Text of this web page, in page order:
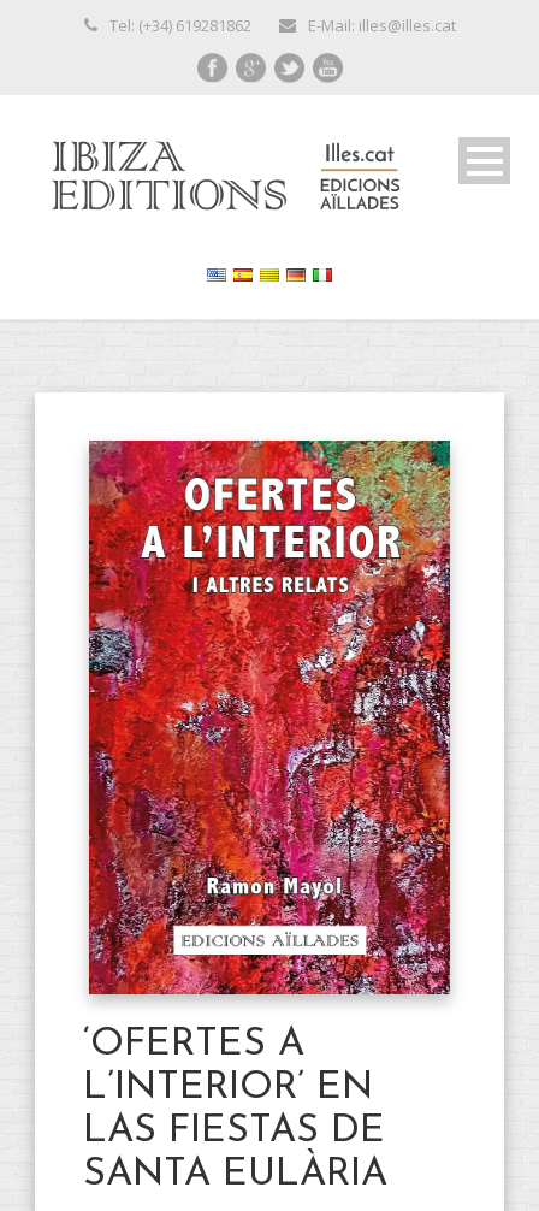
Tel: (+34) 619281862 E-Mail: illes@illes.cat
‘OFERTES A
L’INTERIOR’ EN
LAS FIESTAS DE
SANTA EULÀRIA